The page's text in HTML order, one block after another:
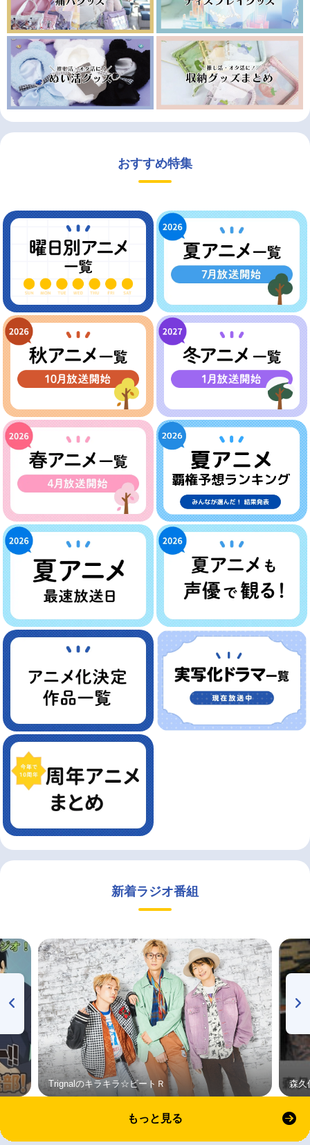
おすすめ特集
新着ラジオ番組
Trignalのキラキラ☆ビートＲ 森久
もっと見る